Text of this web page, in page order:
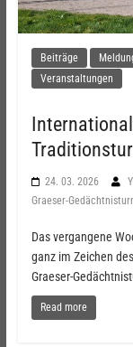
Beiträge
Veranstaltungen
24. 03. 2026
Graeser-
Das vergangene
ganz im Zeichen
Graeser-
Read more